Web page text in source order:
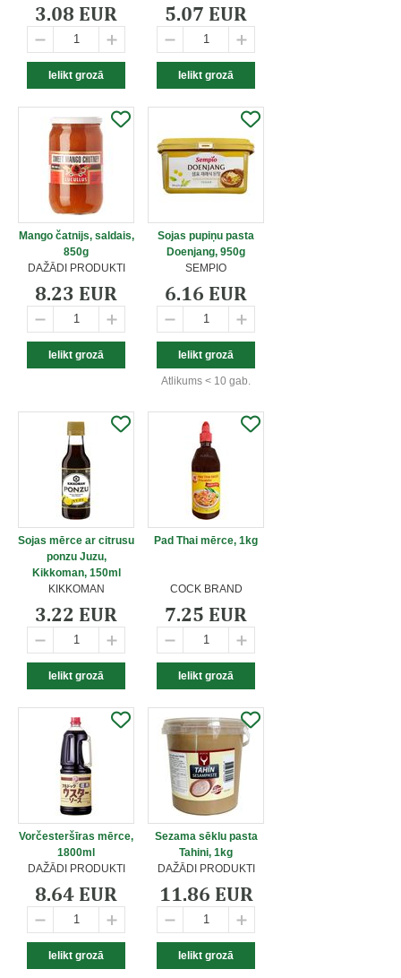
3.08 EUR 5.07 EUR
Mango čatnijs, saldais,
850g
DAŽĀDI PRODUKTI
8.23 EUR
Sojas pupiņu pasta
Doenjang, 950g
SEMPIO
6.16 EUR
Atlikums < 10 gab.
Sojas mērce ar citrusu
ponzu Juzu,
Kikkoman, 150ml
KIKKOMAN
3.22 EUR
Pad Thai mērce, 1kg
COCK BRAND
7.25 EUR
Vorčesteršīras mērce,
1800ml
DAŽĀDI PRODUKTI
8.64 EUR
Sezama sēklu pasta
Tahini, 1kg
DAŽĀDI PRODUKTI
11.86 EUR